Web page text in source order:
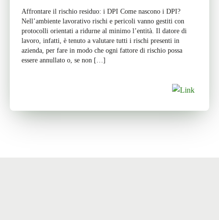
Affrontare il rischio residuo: i DPI Come nascono i DPI?
Nell’ambiente lavorativo rischi e pericoli vanno gestiti con
protocolli orientati a ridurne al minimo l’entità. Il datore di
lavoro, infatti, è tenuto a valutare tutti i rischi presenti in
azienda, per fare in modo che ogni fattore di rischio possa
essere annullato o, se non […]